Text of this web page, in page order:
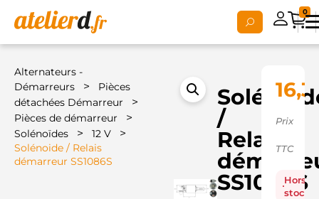
0
Alternateurs -
Démarreurs
>
Pièces
détachées Démarreur
>
Pièces de démarreur >
Solénoïdes > 12 V >
Solénoide / Relais
démarreur SS1086S
/
Relais
SS1086S
Prix
TTC
Hors
stock